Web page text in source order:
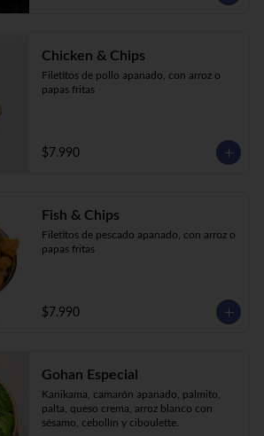
Chicken & Chips
Filetitos de pollo apanado, con arroz o
papas fritas
$7.990
Fish & Chips
Filetitos de pescado apanado, con arroz o
papas fritas
$7.990
Gohan Especial
Kanikama, camarón apanado, palmito,
palta, queso crema, arroz blanco con
sésamo, cebollín y ciboulette.